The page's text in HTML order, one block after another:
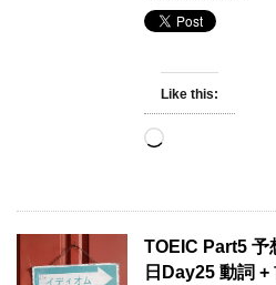
Like this:
Loading…
TOEIC Part5 予
日Day25 動詞 +